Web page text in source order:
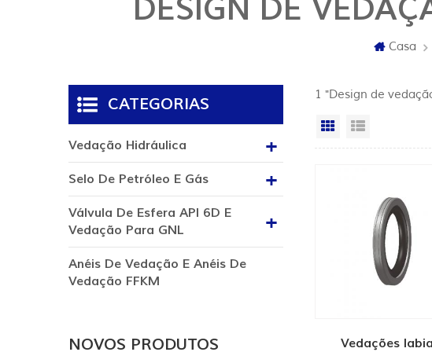
DESIGN DE
Casa
1 "Design de
Vista da grade
Vedações
CATEGORIAS
Vedação Hidráulica
Selo De Petróleo E Gás
Válvula De Esfera API 6D E
Vedação Para GNL
Anéis De Vedação E Anéis De
Vedação FFKM
NOVOS PRODUTOS